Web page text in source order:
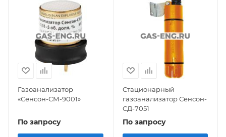
Газоанализатор
«Сенсон-СМ-9001»
По запросу
Стационарный
газоанализатор Сенсон-
СД-7051
По запросу